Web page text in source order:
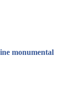
monumental